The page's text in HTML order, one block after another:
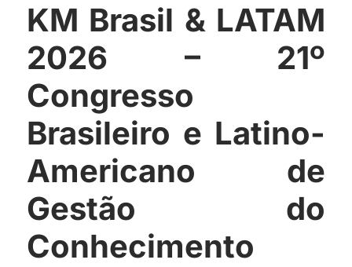
KM Brasil & LATAM
2026 – 21º
Congresso
Brasileiro e Latino-
Americano de
Gestão do
Conhecimento